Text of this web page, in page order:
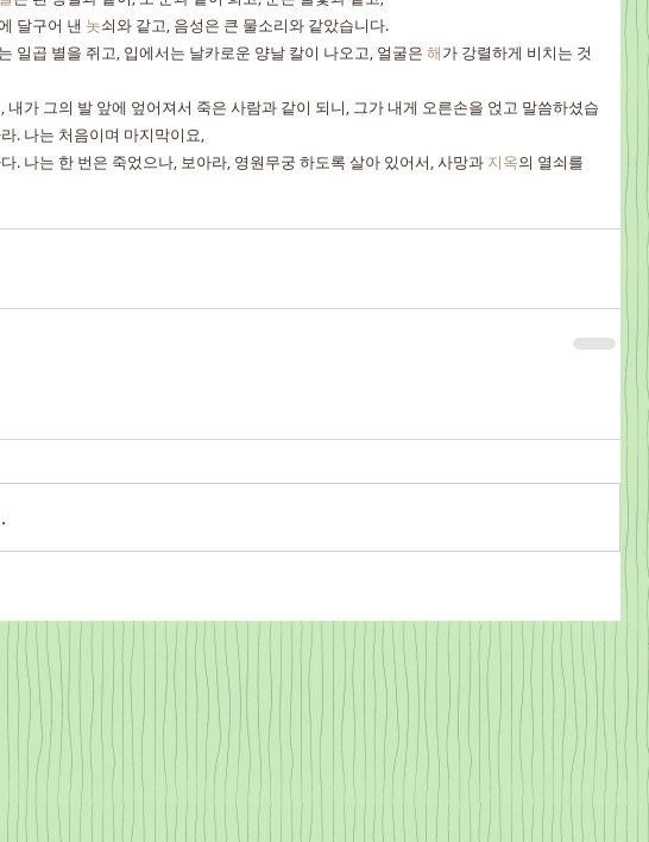
달구어 낸
놋쇠와 같고, 음성은 큰 물소리와 같았습니다.
일곱 별을 쥐고, 입에서는 날카로운 양날 칼이 나오고, 얼굴은
해가 강렬하게 비치는 것
. 나는 처음이며 마지막이요,
다. 나는 한 번은 죽었으나, 보아라, 영원무궁 하도록 살아 있어서, 사망과
지옥의 열쇠를